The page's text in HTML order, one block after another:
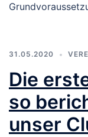
31.05.2020
Die
so
unser